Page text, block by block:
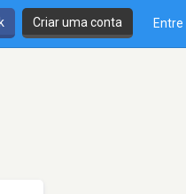
Criar uma conta Entre